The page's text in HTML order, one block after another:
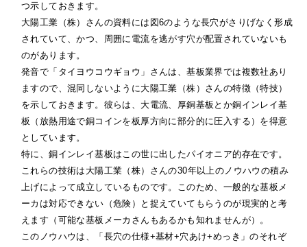
つ示しておきます。
大陽工業（株）さんの資料には図6のような長穴がさりげなく形成
されていて、かつ、周囲に電流を逃がす穴が配置されていないも
のがあります。
発音で「タイヨウコウギョウ」さんは、基板業界では複数社あり
ますので、混同しないように大陽工業（株）さんの特徴（特技）
を示しておきます。彼らは、大電流、厚銅基板とか銅インレイ基
板（放熱用途で銅コインを板厚方向に部分的に圧入する）を得意
としています。
特に、銅インレイ基板はこの世に出したパイオニア的存在です。
これらの技術は大陽工業（株）さんの30年以上のノウハウの積み
上げによって成立しているものです。このため、一般的な基板メ
ーカは対応できない（危険）と捉えていてもらうのが現実的と考
えます（可能な基板メーカさんもあるかも知れませんが）。
このノウハウは、「長穴の仕様+基材+穴あけ+めっき」のそれぞ